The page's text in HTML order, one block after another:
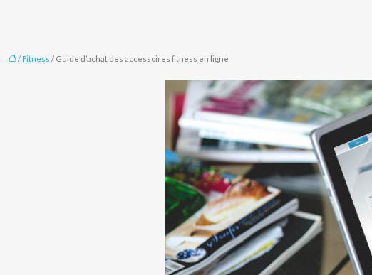
/Fitness / Guide d’achat des accessoires fitness en ligne